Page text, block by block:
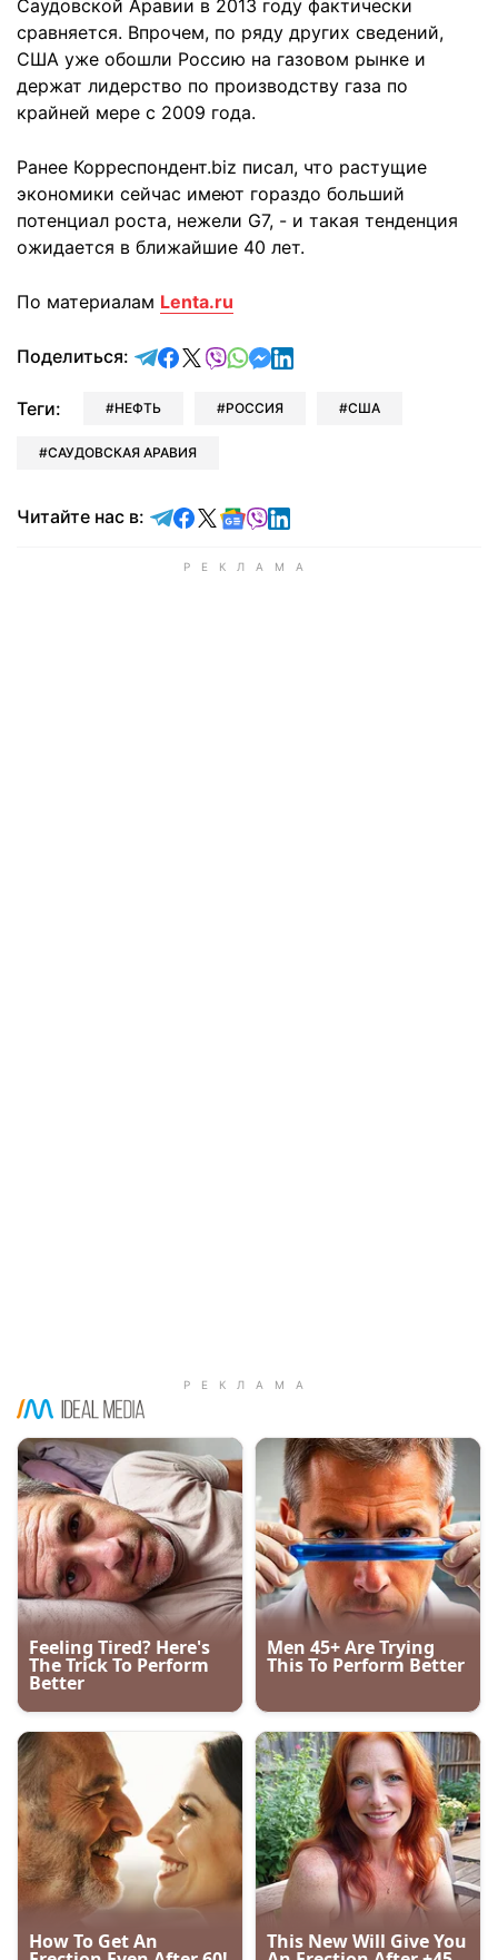
Саудовской Аравии в 2013 году фактически
сравняется. Впрочем, по ряду других сведений,
США уже обошли Россию на газовом рынке и
держат лидерство по производству газа по
крайней мере с 2009 года.
Ранее Корреспондент.biz писал, что растущие
экономики сейчас имеют гораздо больший
потенциал роста, нежели G7, - и такая тенденция
ожидается в ближайшие 40 лет.
По материалам Lenta.ru
Поделиться: отправить в Telegram
поделиться в Facebook
поделиться в X
отправить в Viber
отправить в Whatsapp
отправить в Messenger
отправить в LinkedIn
Теги: НЕФТЬ РОССИЯ США
САУДОВСКАЯ АРАВИЯ
Читайте нас в: Читайте в Telegram
Читайте в Facebook
Читайте в X
Читайте в Google news
Читайте в Viber
Читайте в LinkedIn